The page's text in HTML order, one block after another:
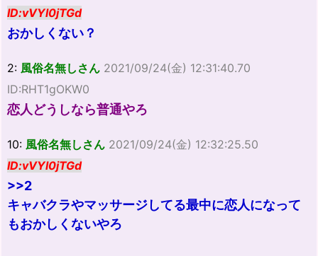
ID:vVYl0jTGd
おかしくない？
2: 風俗名無しさん 2021/09/24(金) 12:31:40.70
ID:RHT1gOKW0
恋人どうしなら普通やろ
10: 風俗名無しさん 2021/09/24(金) 12:32:25.50
ID:vVYl0jTGd
>>2
キャバクラやマッサージしてる最中に恋人になって
もおかしくないやろ